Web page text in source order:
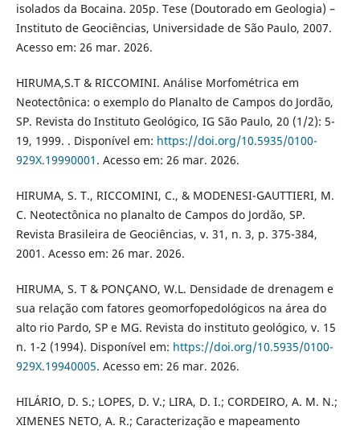
isolados da Bocaina. 205p. Tese (Doutorado em Geologia) –
Instituto de Geociências, Universidade de São Paulo, 2007.
Acesso em: 26 mar. 2026.
HIRUMA,S.T & RICCOMINI. Análise Morfométrica em
Neotectônica: o exemplo do Planalto de Campos do Jordão,
SP. Revista do Instituto Geológico, IG São Paulo, 20 (1/2): 5-
19, 1999. . Disponível em: https://doi.org/10.5935/0100-
929X.19990001 . Acesso em: 26 mar. 2026.
HIRUMA, S. T., RICCOMINI, C., & MODENESI-GAUTTIERI, M.
C. Neotectônica no planalto de Campos do Jordão, SP.
Revista Brasileira de Geociências, v. 31, n. 3, p. 375-384,
2001. Acesso em: 26 mar. 2026.
HIRUMA, S. T & PONÇANO, W.L. Densidade de drenagem e
sua relação com fatores geomorfopedológicos na área do
alto rio Pardo, SP e MG. Revista do instituto geológico, v. 15
n. 1-2 (1994). Disponível em: https://doi.org/10.5935/0100-
929X.19940005. Acesso em: 26 mar. 2026.
HILÁRIO, D. S.; LOPES, D. V.; LIRA, D. I.; CORDEIRO, A. M. N.;
XIMENES NETO, A. R.; Caracterização e mapeamento